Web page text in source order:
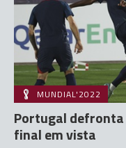
MUNDIAL'2022
Portugal defronta
final em vista